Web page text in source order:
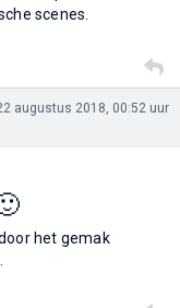
scenes.
augustus 2018, 00:52 uur
het gemak